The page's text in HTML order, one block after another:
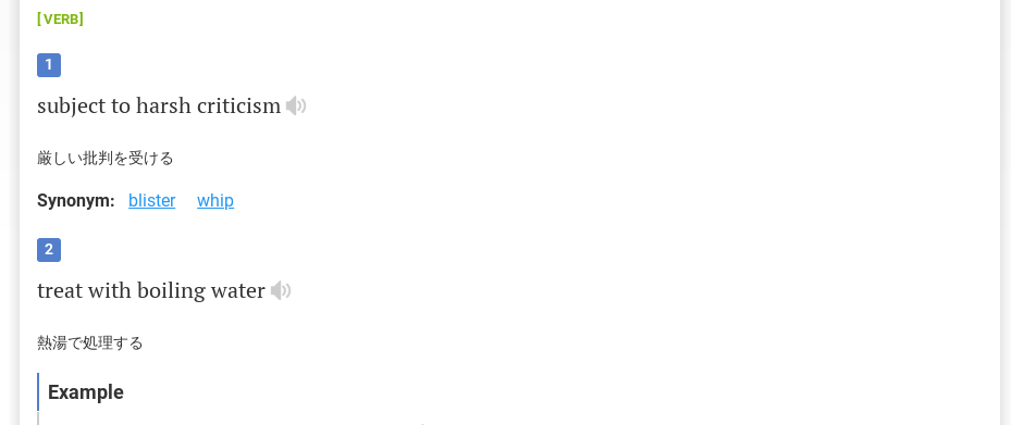
VERB
1
subjecttoharshcriticism
厳しい批判を受ける
Synonym: blister whip
2
treatwithboilingwater
熱湯で処理する